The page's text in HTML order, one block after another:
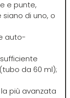
e punte,
di uno, o
auto-
da 60 ml);
più avanzata